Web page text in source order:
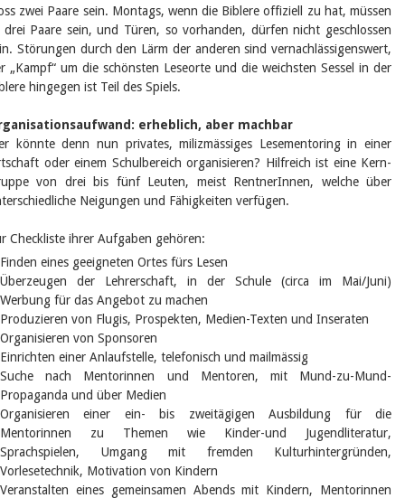
zwei Paare sein. Montags, wenn die Biblere offiziell zu hat, müssen
drei Paare sein, und Türen, so vorhanden, dürfen nicht geschlossen
Störungen durch den Lärm der anderen sind vernachlässigenswert,
„Kampf“ um die schönsten Leseorte und die weichsten Sessel in der
hingegen ist Teil des Spiels.
erheblich, aber machbar
könnte denn nun privates, milizmässiges Lesementoring in einer
oder einem Schulbereich organisieren? Hilfreich ist eine Kern-
von drei bis fünf Leuten, meist RentnerInnen, welche über
Neigungen und Fähigkeiten verfügen.
Checkliste ihrer Aufgaben gehören:
Finden eines geeigneten Ortes fürs Lesen
Überzeugen der Lehrerschaft, in der Schule (circa im Mai/Juni)
Werbung für das Angebot zu machen
Produzieren von Flugis, Prospekten, Medien-Texten und Inseraten
Organisieren von Sponsoren
Einrichten einer Anlaufstelle, telefonisch und mailmässig
Suche nach Mentorinnen und Mentoren, mit Mund-zu-Mund-
Propaganda und über Medien
Organisieren einer ein- bis zweitägigen Ausbildung für die
Mentorinnen zu Themen wie Kinder-und Jugendliteratur,
Sprachspielen, Umgang mit fremden Kulturhintergründen,
Vorlesetechnik, Motivation von Kindern
Veranstalten eines gemeinsamen Abends mit Kindern, Mentorinnen